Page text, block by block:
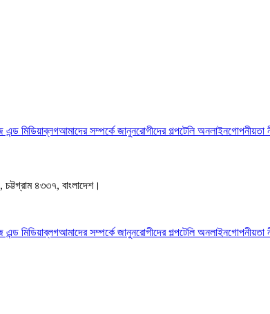
এন্ড মিডিয়াব্লগআমাদের সম্পর্কে জানুনরোগীদের গল্পটেলি অনলাইনগোপনীয়তা
৪৩৩৭, বাংলাদেশ।
এন্ড মিডিয়াব্লগআমাদের সম্পর্কে জানুনরোগীদের গল্পটেলি অনলাইনগোপনীয়তা